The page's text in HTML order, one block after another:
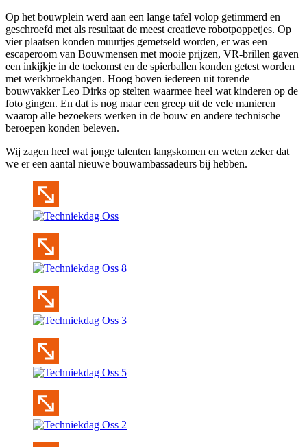
Op het bouwplein werd aan een lange tafel volop getimmerd en
geschroefd met als resultaat de meest creatieve robotpoppetjes. Op
vier plaatsen konden muurtjes gemetseld worden, er was een
escaperoom van Bouwmensen met mooie prijzen, VR-brillen gaven
een inkijkje in de toekomst en de spierballen konden getest worden
met werkbroekhangen. Hoog boven iedereen uit torende
bouwvakker Leo Dirks op stelten waarmee heel wat kinderen op de
foto gingen. En dat is nog maar een greep uit de vele manieren
waarop alle bezoekers werken in de bouw en andere technische
beroepen konden beleven.
Wij zagen heel wat jonge talenten langskomen en weten zeker dat
we er een aantal nieuwe bouwambassadeurs bij hebben.